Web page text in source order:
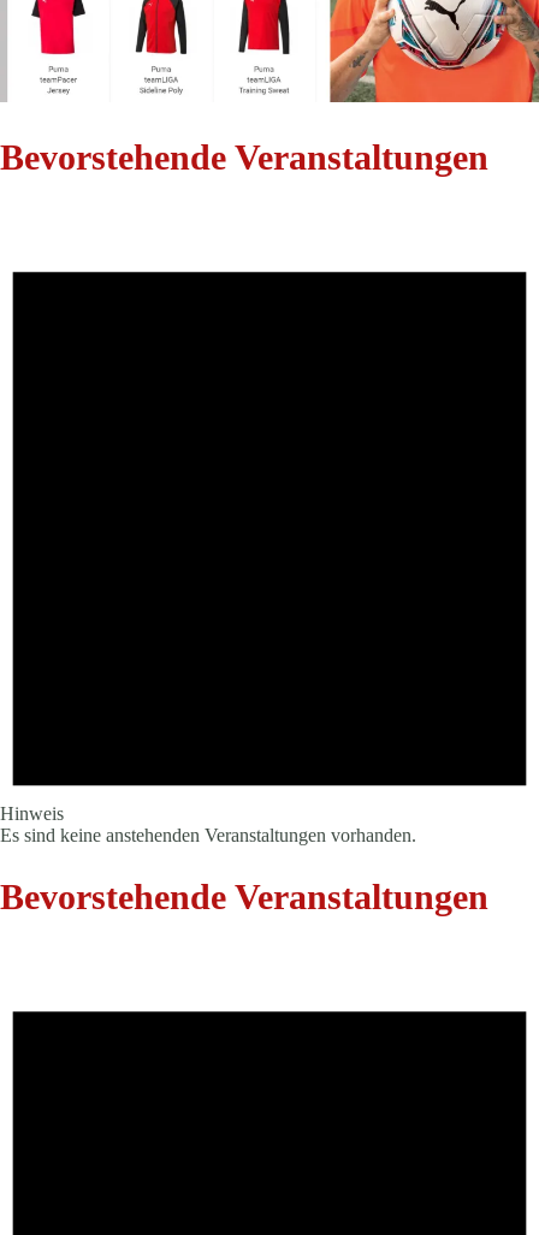
Bevorstehende Veranstaltungen
Hinweis
Es sind keine anstehenden Veranstaltungen vorhanden.
Bevorstehende Veranstaltungen